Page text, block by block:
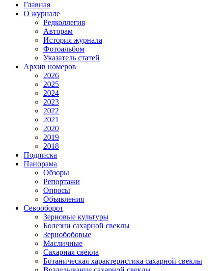
Главная
О журнале
Редколлегия
Авторам
История журнала
Фотоальбом
Указатель статей
Архив номеров
2026
2025
2024
2023
2022
2021
2020
2019
2018
Подписка
Панорама
Обзоры
Репортажи
Опросы
Объявления
Севооборот
Зерновые культуры
Болезни сахарной свеклы
Зернобобовые
Масличные
Сахарная свёкла
Ботаническая характеристика сахарной свеклы